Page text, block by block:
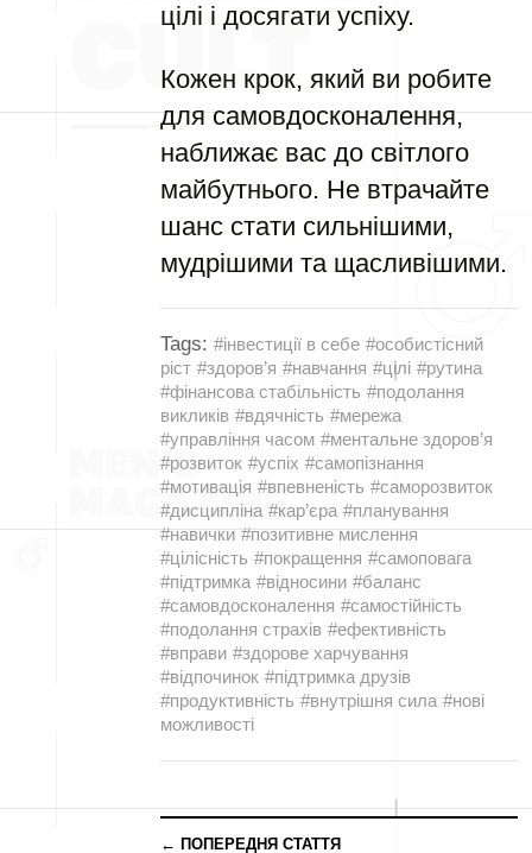
цілі і досягати успіху.
Кожен крок, який ви робите
для самовдосконалення,
наближає вас до світлого
майбутнього. Не втрачайте
шанс стати сильнішими,
мудрішими та щасливішими.
Tags: #інвестиції в себе #особистісний
ріст #здоров’я #навчання #цілі #рутина
#фінансова стабільність #подолання
викликів #вдячність #мережа
#управління часом #ментальне здоров’я
#розвиток #успіх #самопізнання
#мотивація #впевненість #саморозвиток
#дисципліна #кар’єра #планування
#навички #позитивне мислення
#цілісність #покращення #самоповага
#підтримка #відносини #баланс
#самовдосконалення #самостійність
#подолання страхів #ефективність
#вправи #здорове харчування
#відпочинок #підтримка друзів
#продуктивність #внутрішня сила #нові
можливості
← ПОПЕРЕДНЯ СТАТТЯ